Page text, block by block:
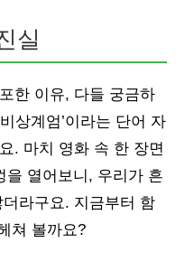
실
한 이유, 다들 궁금하
상계엄’이라는 단어 자
. 마치 영화 속 한 장면
을 열어보니, 우리가 흔
라구요. 지금부터 함
쳐 볼까요?